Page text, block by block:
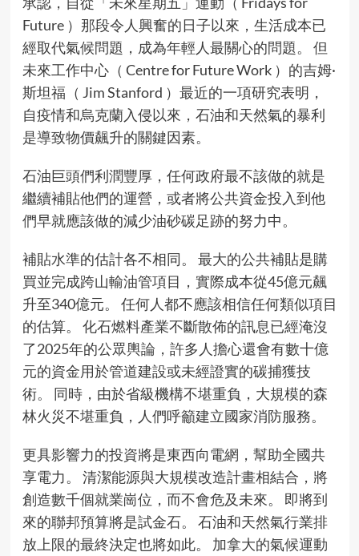
Future ）那段令人興奮的日子以來，生活成本已
經取代氣候問題，成為年輕人最關心的問題。 但
未來工作中心（ Centre for Future Work ）的吉姆·
斯坦福（ Jim Stanford ）最近的一項研究表明，
自疫情和烏克蘭入侵以來，石油和天然氣的暴利
是導致物價飆升的關鍵因素。
石油巨頭們利潤豐厚，任何政府最不該做的就是
繼續補貼他們的運營，或者將公共資金投入到他
們早就應該做的減少油砂碳足跡的努力中。
補貼水準的估計各不相同。 最大的公共補貼是購
買並完成跨山輸油管項目，實際成本從45億元飆
升至340億元。 任何人都不應該相信任何類似項目
的估算。 化石燃料產業不斷散佈的訊息已經淹沒
了2025年的公眾輿論，許多人擔心還會有數十億
元的資金用於管道建設或未經證實的碳捕獲技
術。 同時，由於省級機構不堪重負，大規模的森
林火災不堪重負，人們呼籲建立國家消防服務。
更具影響力的投資將是東西向電網，幫助全國共
享電力。 清潔能源與大規模改造計畫相結合，將
創造數千個就業崗位，而不會危及未來。 即將到
來的聯邦預算將是試金石。 石油和天然氣行業排
放上限的最終決定也將如此。 加拿大的氣候運動